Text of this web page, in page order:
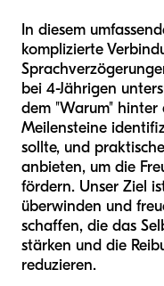
In diesem
komplizierte
bei 4-Jährigen
dem "Warum"
Meilensteine
sollte, und
anbieten, um die
fördern. Unser Ziel
überwinden und
schaffen, die das
stärken und die
reduzieren.